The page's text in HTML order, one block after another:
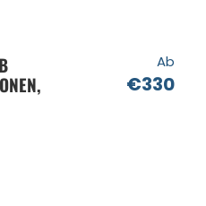
Ab
€330